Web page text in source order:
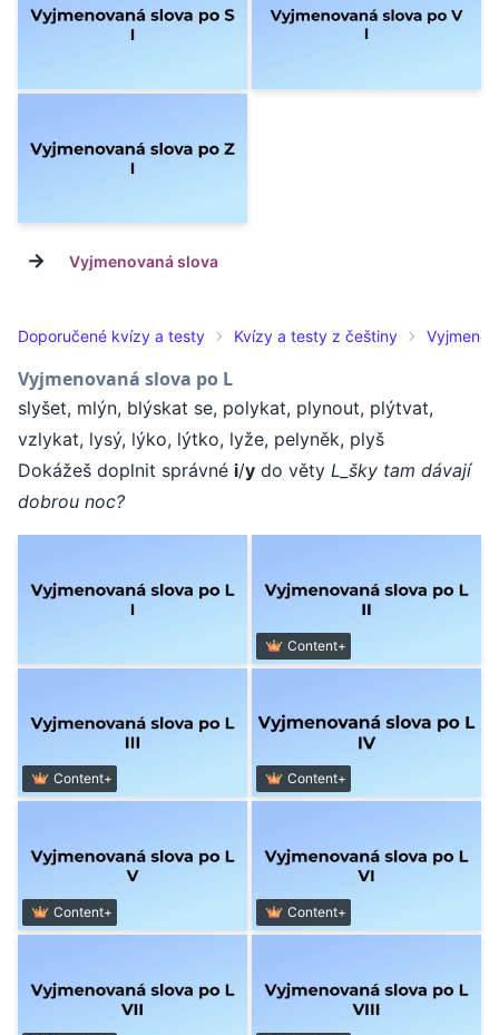
→ Vyjmenovaná slova
Doporučené kvízy a testy Kvízy a testy z češtiny
Vyjmenovaná slova po L
slyšet, mlýn, blýskat se, polykat, plynout, plýtvat,
vzlykat, lysý, lýko, lýtko, lyže, pelyněk, plyš
Dokážeš doplnit správné i/y do věty L_šky tam dávají
dobrou noc?
Content+
Content+ Content+
Content+ Content+